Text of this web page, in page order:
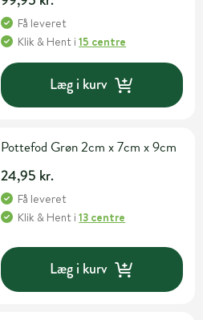
Få leveret
Klik & Hent i15 centre
Læg i kurv
Pottefod Grøn 2cm x 7cm x 9cm
24,95 kr.
Få leveret
Klik & Hent i13 centre
Læg i kurv